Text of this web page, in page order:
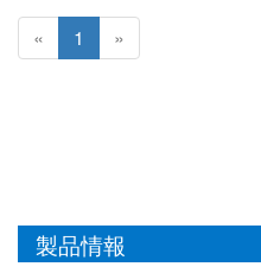
« 1 »
製品情報